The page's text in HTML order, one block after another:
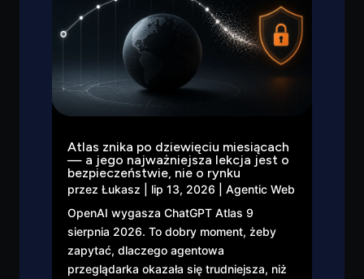
Atlas znika po dziewięciu miesiącach
— a jego najważniejsza lekcja jest o
bezpieczeństwie, nie o rynku
przez Łukasz lip 13, 2026
Agentic Web
OpenAI wygasza ChatGPT Atlas 9
sierpnia 2026. To dobry moment, żeby
zapytać, dlaczego agentowa
przeglądarka okazała się trudniejsza, niż